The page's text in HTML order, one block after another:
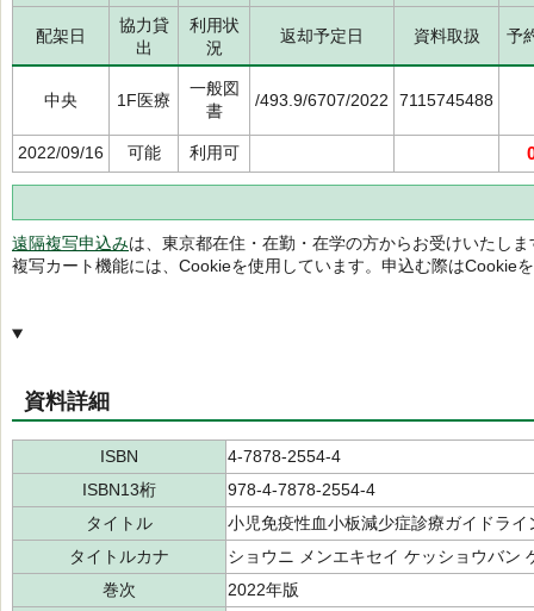
配架日
協力貸
出
利用状
況
返却予定日 資料取扱 予
中央 1F医療
一般図
書
/493.9/6707/2022 7115745488
2022/09/16 可能 利用可
遠隔複写申込みは、東京都在住・在勤・在学の方からお受けいたしま
複写カート機能には、Cookieを使用しています。申込む際はCookie
資料詳細
ISBN
4-7878-2554-4
ISBN13桁
978-4-7878-2554-4
タイトル
小児免疫性血小板減少症診療ガイドライ
タイトルカナ
ショウニ メンエキセイ ケッショウバン
巻次
2022年版